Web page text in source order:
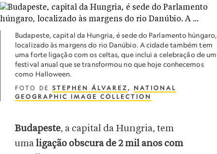
Budapeste, capital da Hungria, é sede do Parlamento húngaro,
localizado às margens do rio Danúbio. A cidade também tem
uma forte ligação com os celtas, que inclui a celebração de um
festival anual que se transformou no que hoje conhecemos
como Halloween.
FOTO DE STEPHEN ÁLVAREZ , NATIONAL
GEOGRAPHIC IMAGE COLLECTION
Budapeste, a capital da Hungria, tem
umaligação obscura de 2 mil anos com